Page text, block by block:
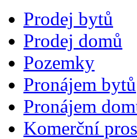
Prodej bytů
Prodej domů
Pozemky
Pronájem bytů
Pronájem
Komerční